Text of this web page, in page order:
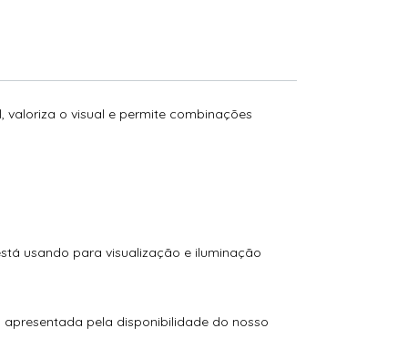
valoriza o visual e permite combinações
usando para visualização e iluminação
pela disponibilidade do nosso